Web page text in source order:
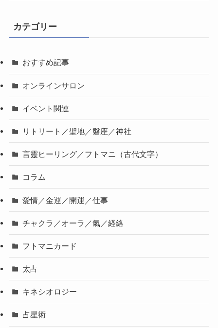
カテゴリー
おすすめ記事
オンラインサロン
イベント関連
リトリート／聖地／磐座／神社
言靈ヒーリング／フトマニ（古代文字）
コラム
愛情／金運／開運／仕事
チャクラ／オーラ／氣／経絡
フトマニカード
太占
キネシオロジー
占星術